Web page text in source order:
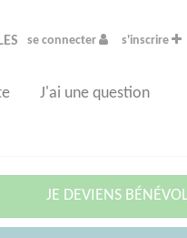
se connecter s'inscrire
J'ai une question
JE DEVIENS